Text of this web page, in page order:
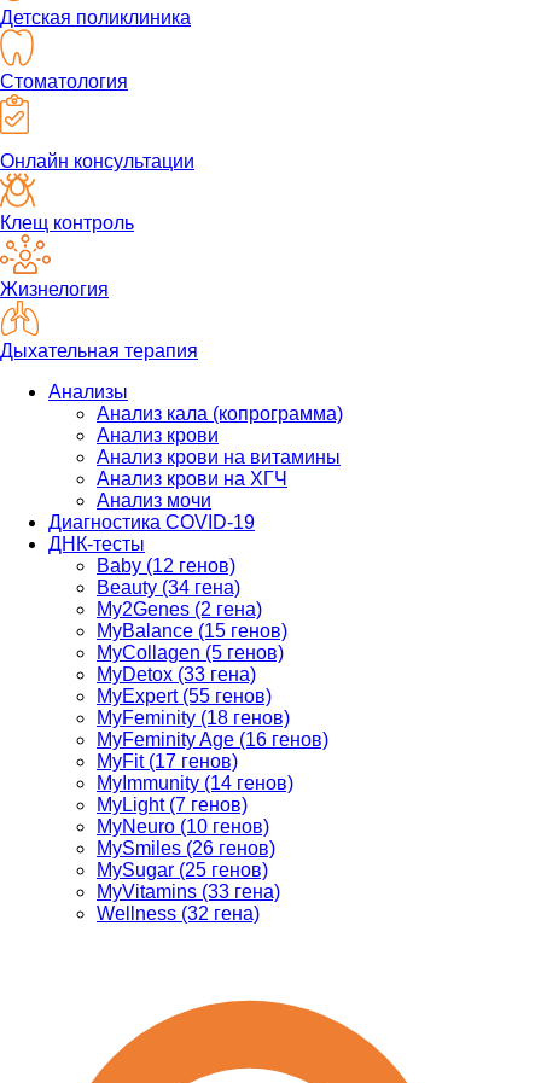
Детская поликлиника
Стоматология
Онлайн консультации
Клещ контроль
Жизнелогия
Дыхательная терапия
Анализы
Анализ кала (копрограмма)
Анализ крови
Анализ крови на витамины
Анализ крови на ХГЧ
Анализ мочи
Диагностика COVID-19
ДНК-тесты
Baby (12 генов)
Beauty (34 гена)
My2Genes (2 гена)
MyBalance (15 генов)
MyCollagen (5 генов)
MyDetox (33 гена)
MyExpert (55 генов)
MyFeminity (18 генов)
MyFeminity Age (16 генов)
MyFit (17 генов)
MyImmunity (14 генов)
MyLight (7 генов)
MyNeuro (10 генов)
MySmiles (26 генов)
MySugar (25 генов)
MyVitamins (33 гена)
Wellness (32 гена)